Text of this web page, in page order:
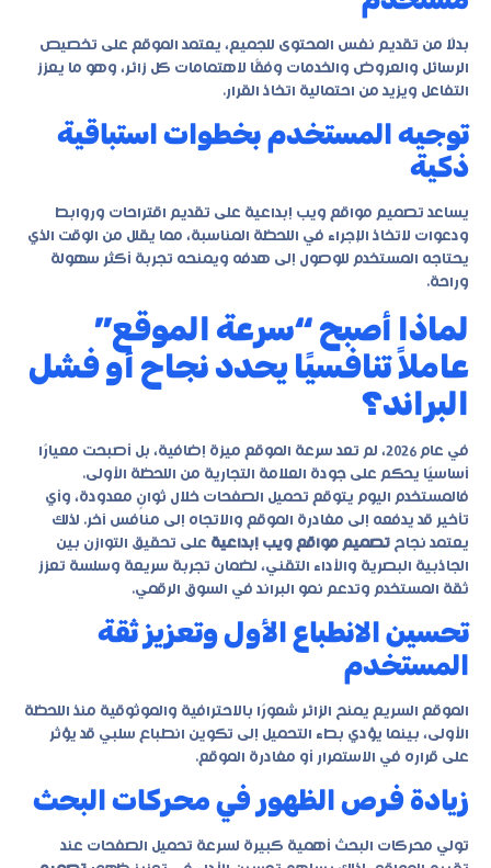
بدلًا من تقديم نفس المحتوى للجميع، يعتمد الموقع على تخصيص
الرسائل والعروض والخدمات وفقًا لاهتمامات كل زائر، وهو ما يعزز
التفاعل ويزيد من احتمالية اتخاذ القرار.
توجيه المستخدم بخطوات استباقية
ذكية
يساعد تصميم مواقع ويب إبداعية على تقديم اقتراحات وروابط
ودعوات لاتخاذ الإجراء في اللحظة المناسبة، مما يقلل من الوقت الذي
يحتاجه المستخدم للوصول إلى هدفه ويمنحه تجربة أكثر سهولة
وراحة.
لماذا أصبح “سرعة الموقع”
عاملاً تنافسيًا يحدد نجاح أو فشل
البراند؟
في عام 2026، لم تعد سرعة الموقع ميزة إضافية، بل أصبحت معيارًا
أساسيًا يحكم على جودة العلامة التجارية من اللحظة الأولى.
فالمستخدم اليوم يتوقع تحميل الصفحات خلال ثوانٍ معدودة، وأي
تأخير قد يدفعه إلى مغادرة الموقع والاتجاه إلى منافس آخر. لذلك
يعتمد نجاح تصميم مواقع ويب إبداعية على تحقيق التوازن بين
الجاذبية البصرية والأداء التقني، لضمان تجربة سريعة وسلسة تعزز
ثقة المستخدم وتدعم نمو البراند في السوق الرقمي.
تحسين الانطباع الأول وتعزيز ثقة
المستخدم
الموقع السريع يمنح الزائر شعورًا بالاحترافية والموثوقية منذ اللحظة
الأولى، بينما يؤدي بطء التحميل إلى تكوين انطباع سلبي قد يؤثر
على قراره في الاستمرار أو مغادرة الموقع.
زيادة فرص الظهور في محركات البحث
تولي محركات البحث أهمية كبيرة لسرعة تحميل الصفحات عند